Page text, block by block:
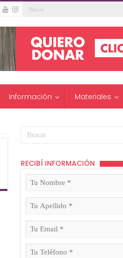
Información Materiales
RECIBÍ INFORMACIÓN
Tu
(Obligatorio)
Tu
Apellido
(Obligatorio)
Tu
(Obligatorio)
Tu